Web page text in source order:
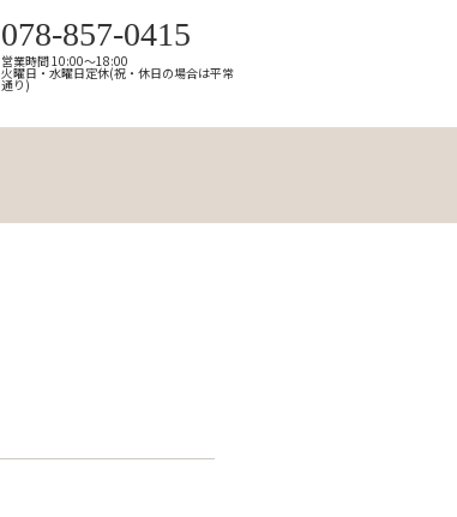
078-857-0415
営業時間 10:00～18:00
火曜日・水曜日定休(祝・休日の場合は平常
通り)